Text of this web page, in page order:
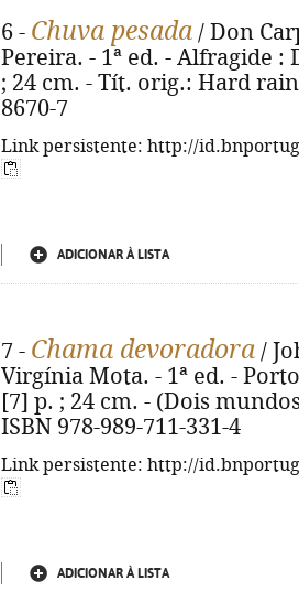
6 - Chuva pesada / Don
Pereira. - 1ª ed. - Alfragide :
; 24 cm. - Tít. orig.: Hard
8670-7
Link persistente: http://
ADICIONAR À LISTA
7 - Chama devoradora /
Virgínia Mota. - 1ª ed. -
[7] p. ; 24 cm. - (Dois
ISBN 978-989-711-331-4
Link persistente: http://
ADICIONAR À LISTA